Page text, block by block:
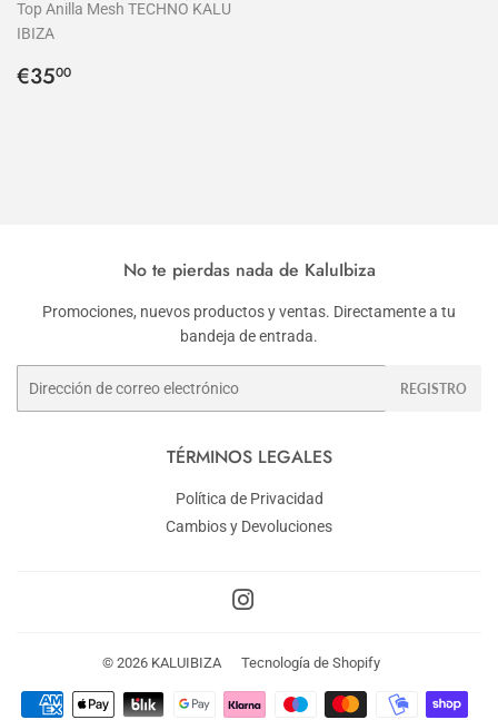
Top Anilla Mesh TECHNO KALU
IBIZA
Precio
€3500
No te pierdas nada de KaluIbiza
Promociones, nuevos productos y ventas. Directamente a tu
bandeja de entrada.
REGISTRO
TÉRMINOS LEGALES
Política de Privacidad
Cambios y Devoluciones
© 2026 KALUIBIZA Tecnología de Shopify
Métodos